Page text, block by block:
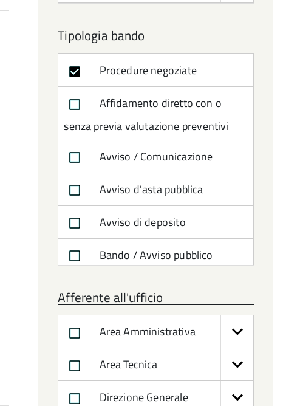
Tipologia bando
Procedure negoziate
Affidamento diretto con o
senza previa valutazione preventivi
Avviso / Comunicazione
Avviso d'asta pubblica
Avviso di deposito
Bando / Avviso pubblico
Gara di appalto / Gara per la
concessione
Afferente all'ufficio
Area Amministrativa
Area Tecnica
Direzione Generale